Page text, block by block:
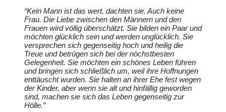
“Kein Mann ist das wert, dachten sie. Auch keine
Frau. Die Liebe zwischen den Männern und den
Frauen wird völlig überschätzt. Sie bilden ein Paar und
möchten glücklich sein und werden unglücklich. Sie
versprechen sich gegenseitig hoch und heilig die
Treue und betrügen sich bei der nöchstbesten
Gelegenheit. Sie möchten ein schönes Leben führen
und bringen sich schließlich um, weil ihre Hoffnungen
enttäuscht wurden. Sie halten an ihrer Ehe fest wegen
der Kinder, aber wenn sie alt und hinfällig geworden
sind, machen sie sich das Leben gegenseitig zur
Hölle.”